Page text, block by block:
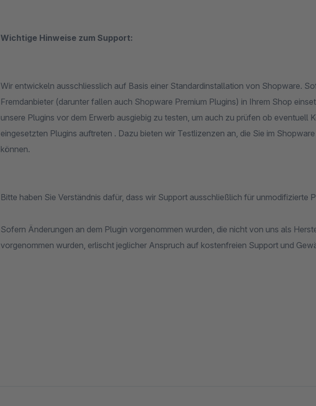
Wichtige Hinweise zum Support:
Wir entwickeln ausschliesslich auf Basis einer Standardinstallation von Shopware.
Fremdanbieter (darunter fallen auch Shopware Premium Plugins) in Ihrem Shop
unsere Plugins vor dem Erwerb ausgiebig zu testen, um auch zu prüfen ob eventuell
eingesetzten Plugins auftreten . Dazu bieten wir Testlizenzen an, die Sie im
können.
Sofern Änderungen an dem Plugin vorgenommen wurden, die nicht von uns als Hersteller autorisiert oder
vorgenommen wurden,